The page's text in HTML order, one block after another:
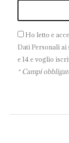
Ho letto e
Dati Personali ai
e 14 e voglio
* Campi